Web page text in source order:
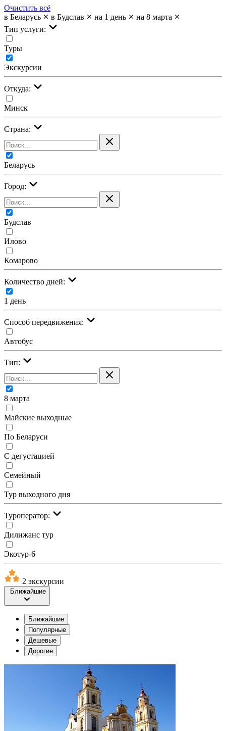
Очистить всё
в Беларусь
в Будслав на 1 день
на 8 марта
Тип услуги:
Туры
Экскурсии
Откуда:
Минск
Страна:
Беларусь
Город:
Будслав
Илово
Комарово
Количество дней:
1 день
Cпособ передвижения:
Автобус
Тип:
8 марта
Майские выходные
По Беларуси
С дегустацией
Семейный
Тур выходного дня
Туроператор:
Дилижанс тур
Экотур-6
2 экскурсии
Ближайшие
Ближайшие
Популярные
Дешевые
Дорогие